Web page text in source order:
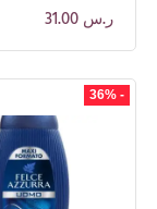
ر.س31.00
- 36%